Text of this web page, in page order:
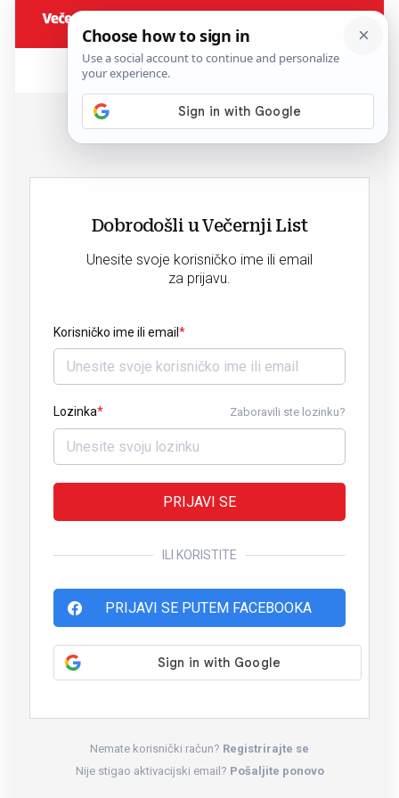
Dobrodošli u Večernji List
Unesite svoje korisničko ime ili email
za prijavu.
Korisničko ime ili email
Lozinka Zaboravili ste lozinku?
PRIJAVI SE
ILI KORISTITE
PRIJAVI SE PUTEM FACEBOOKA
Nemate korisnički račun? Registrirajte se
Nije stigao aktivacijski email? Pošaljite ponovo